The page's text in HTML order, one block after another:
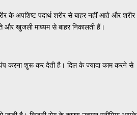
के अपशिष्ट पदार्थ शरीर से बाहर नहीं आते और शरीर
और खुजली माध्यम से बाहर निकालती हैं।
पंप करना शुरू कर देती है। दिल के ज्यादा काम करने से